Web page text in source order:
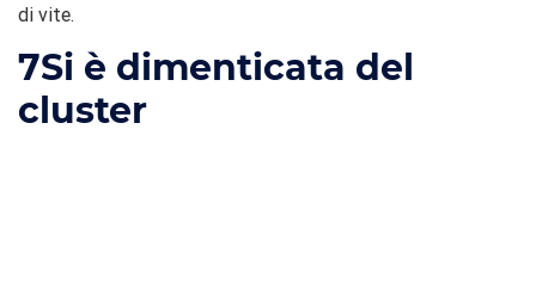
di vite.
7Si è dimenticata del
cluster